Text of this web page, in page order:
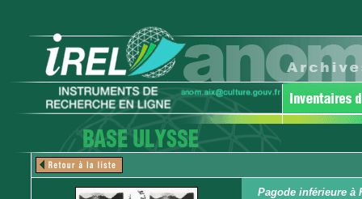
Pagode inférieure à